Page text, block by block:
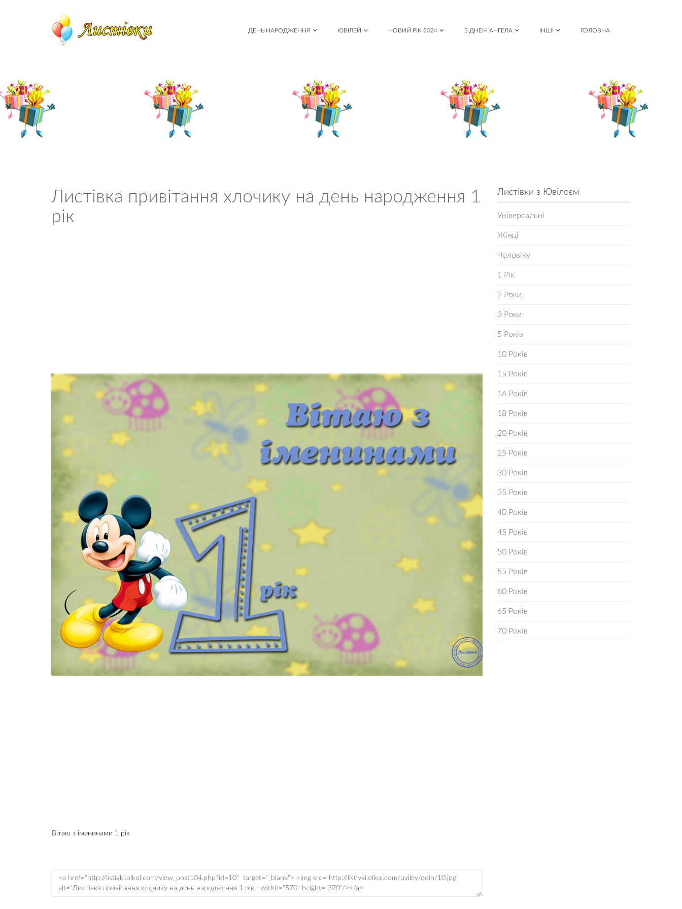
ДЕНЬ НАРОДЖЕННЯ ЮВІЛЕЙ НОВИЙ РІК 2024 З ДНЕМ АНГЕЛА ІНШІ ГОЛОВНА
Листівка привітання хлочику на день народження 1
рік
Вітаю з іменинами 1 рік
Листівки з Ювілеєм
Універсальні
Жінці
Чоловіку
1 Рік
2 Роки
3 Роки
5 Років
10 Років
15 Років
16 Років
18 Років
20 Років
25 Років
30 Років
35 Років
40 Років
45 Років
50 Років
55 Років
60 Років
65 Років
70 Років